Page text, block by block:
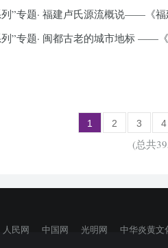
列”专题· 福建卢氏源流概说——《
列”专题· 闽都古老的城市地标 ——
1 2 3 4
(总共
人民网 中国网 光明网 中华炎黄文